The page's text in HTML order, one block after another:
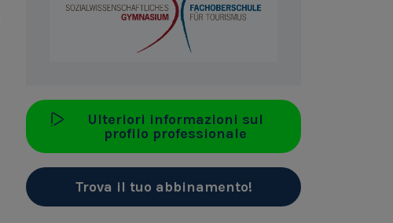
Ulteriori informazioni sul
profilo professionale
Trova il tuo abbinamento!